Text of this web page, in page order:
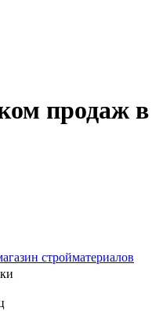
продаж в
стройматериалов